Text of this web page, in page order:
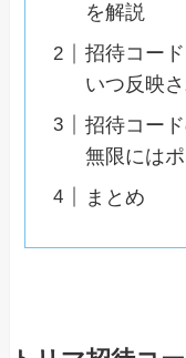
を解説
招待コー
いつ反映
招待コー
無限には
まとめ